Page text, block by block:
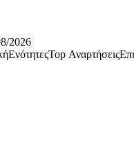
2026
ΕνότητεςTop Αναρτήσεις